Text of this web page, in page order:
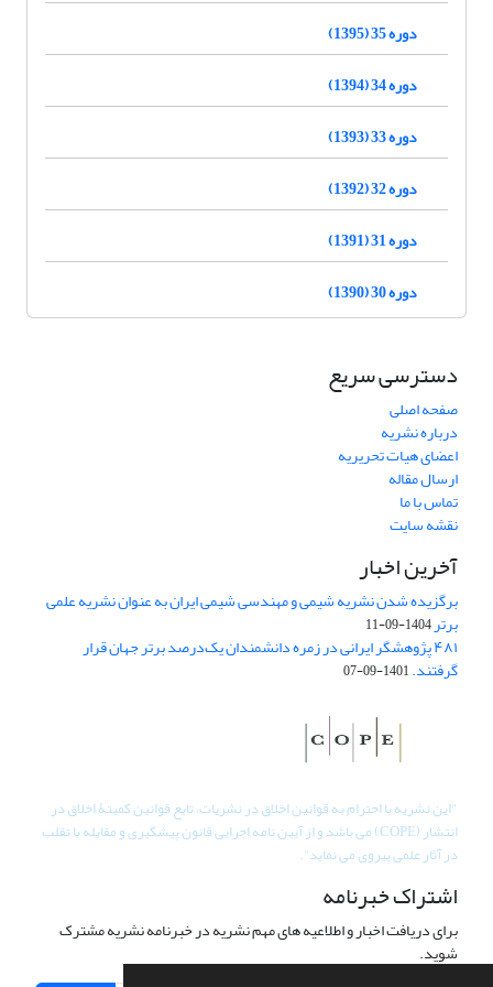
دوره 35 (1395)
دوره 34 (1394)
دوره 33 (1393)
دوره 32 (1392)
دوره 31 (1391)
دوره 30 (1390)
دسترسی سریع
صفحه اصلی
درباره نشریه
اعضای هیات تحریریه
ارسال مقاله
تماس با ما
نقشه سایت
آخرین اخبار
برگزیده شدن نشریه شیمی و مهندسی شیمی ایران به عنوان نشریه علمی
برتر1404-09-11
۴۸۱ پژوهشگر ایرانی در زمره دانشمندان یک‌درصد برتر جهان قرار
گرفتند.1401-09-07
"این نشریه با احترام به قوانین اخلاق در نشریات، تابع قوانین کمیتۀ اخلاق در
انتشار (COPE) می باشد و از آیین نامه اجرایی قانون پیشگیری و مقابله با تقلب
در آثار علمی پیروی می نماید".
اشتراک خبرنامه
برای دریافت اخبار و اطلاعیه های مهم نشریه در خبرنامه نشریه مشترک
شوید.